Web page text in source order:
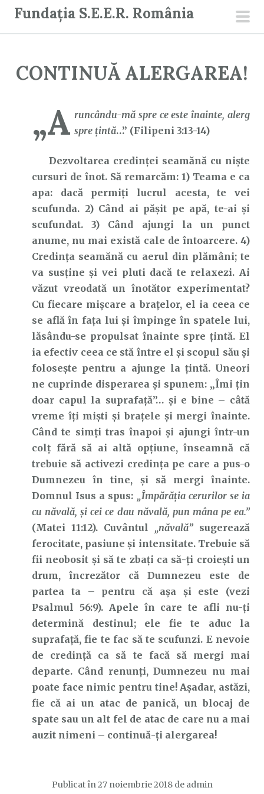
Fundația S.E.E.R. România
CONTINUĂ ALERGAREA!
„A runcându-mă spre ce este înainte, alerg
spre ţintă…” (Filipeni 3:13-14)
Dezvoltarea credinței seamănă cu niște
cursuri de înot. Să remarcăm: 1) Teama e ca
apa: dacă permiți lucrul acesta, te vei
scufunda. 2) Când ai pășit pe apă, te-ai și
scufundat. 3) Când ajungi la un punct
anume, nu mai există cale de întoarcere. 4)
Credința seamănă cu aerul din plămâni; te
va susține și vei pluti dacă te relaxezi. Ai
văzut vreodată un înotător experimentat?
Cu fiecare mișcare a brațelor, el ia ceea ce
se află în fața lui și împinge în spatele lui,
lăsându-se propulsat înainte spre țintă. El
ia efectiv ceea ce stă între el și scopul său și
folosește pentru a ajunge la țintă. Uneori
ne cuprinde disperarea și spunem: „Îmi țin
doar capul la suprafață”… și e bine – câtă
vreme îți miști și brațele și mergi înainte.
Când te simți tras înapoi și ajungi într-un
colț fără să ai altă opțiune, înseamnă că
trebuie să activezi credința pe care a pus-o
Dumnezeu în tine, și să mergi înainte.
Domnul Isus a spus: „Împărăţia cerurilor se ia
cu năvală, şi cei ce dau năvală, pun mâna pe ea.”
(Matei 11:12). Cuvântul „năvală” sugerează
ferocitate, pasiune și intensitate. Trebuie să
fii neobosit și să te zbați ca să-ți croiești un
drum, încrezător că Dumnezeu este de
partea ta – pentru că așa și este (vezi
Psalmul 56:9). Apele în care te afli nu-ți
determină destinul; ele fie te aduc la
suprafață, fie te fac să te scufunzi. E nevoie
de credință ca să te facă să mergi mai
departe. Când renunți, Dumnezeu nu mai
poate face nimic pentru tine! Așadar, astăzi,
fie că ai un atac de panică, un blocaj de
spate sau un alt fel de atac de care nu a mai
auzit nimeni – continuă-ți alergarea!
Publicat în 27 noiembrie 2018de admin